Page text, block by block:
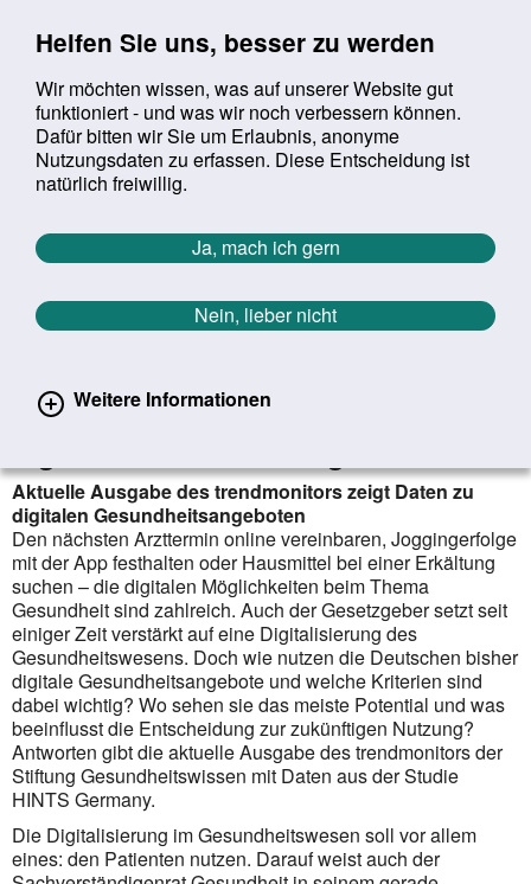
Helfen Sie uns, besser zu werden
Wir möchten wissen, was auf unserer Website gut
funktioniert - und was wir noch verbessern können.
Dafür bitten wir Sie um Erlaubnis, anonyme
Nutzungsdaten zu erfassen. Diese Entscheidung ist
natürlich freiwillig.
Ja, mach ich gern
Nein, lieber nicht
Weitere Informationen
Suchbegriff:
Sie befinden sich hier:
Startseite Aktuelles Aktuelle Meldungen
Aktuelle Meldungen
Zurück zur Übersicht erster
vorheriger
1349/1627
Studie: So nutzen die Deutschen
Aktuelle Ausgabe des trendmonitors zeigt Daten zu
digitalen Gesundheitsangeboten
Den nächsten Arzttermin online vereinbaren, Joggingerfolge
mit der App festhalten oder Hausmittel bei einer Erkältung
suchen – die digitalen Möglichkeiten beim Thema
Gesundheit sind zahlreich. Auch der Gesetzgeber setzt seit
einiger Zeit verstärkt auf eine Digitalisierung des
Gesundheitswesens. Doch wie nutzen die Deutschen bisher
digitale Gesundheitsangebote und welche Kriterien sind
dabei wichtig? Wo sehen sie das meiste Potential und was
beeinflusst die Entscheidung zur zukünftigen Nutzung?
Antworten gibt die aktuelle Ausgabe des trendmonitors der
Stiftung Gesundheitswissen mit Daten aus der Studie
HINTS Germany.
Die Digitalisierung im Gesundheitswesen soll vor allem
eines: den Patienten nutzen. Darauf weist auch der